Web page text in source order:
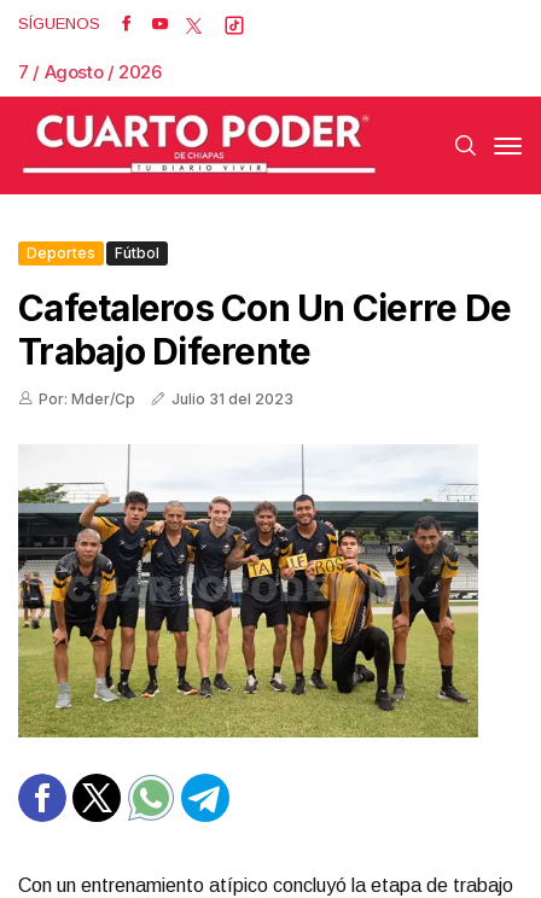
SÍGUENOS
7 / Agosto / 2026
Deportes Fútbol
Cafetaleros Con Un Cierre De
Trabajo Diferente
Por: Mder/Cp Julio 31 del 2023
Con un entrenamiento atípico concluyó la etapa de trabajo